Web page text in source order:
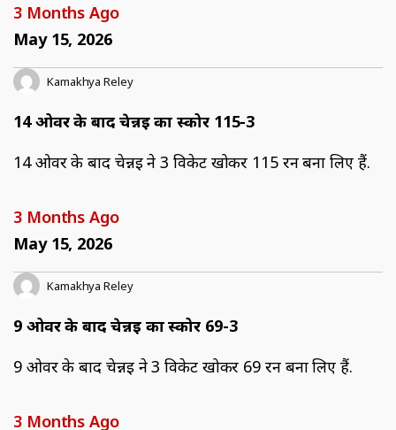
3 Months Ago
May 15, 2026
Kamakhya Reley
14 ओवर के बाद चेन्नई का स्कोर 115-3
14 ओवर के बाद चेन्नई ने 3 विकेट खोकर 115 रन बना लिए हैं.
3 Months Ago
May 15, 2026
Kamakhya Reley
9 ओवर के बाद चेन्नई का स्कोर 69-3
9 ओवर के बाद चेन्नई ने 3 विकेट खोकर 69 रन बना लिए हैं.
3 Months Ago